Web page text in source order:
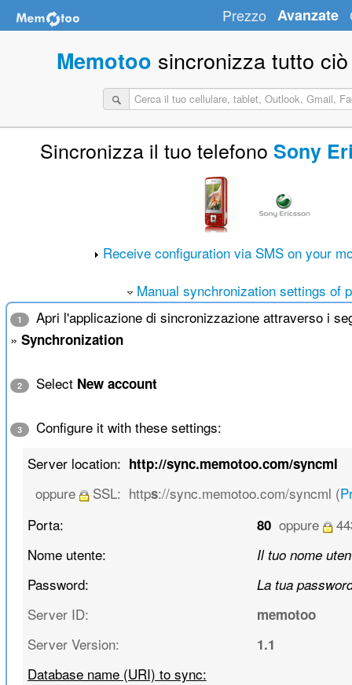
Prezzo Avanzate
Memotoo sincronizza tutto
Sincronizza il tuo telefono Sony
Receive configuration via SMS on your
Manual synchronization settings of
1
Apri l'applicazione di sincronizzazione attraverso i
» Synchronization
2 Select New account
3
Configure it with these settings:
Server location: http://sync.memotoo.com/syncml
oppure SSL: https://sync.memotoo.com/syncml (
Porta:
80 oppure
Nome utente:
Il tuo nome
Password: La tua
Server ID: memotoo
Server Version: 1.1
Database name (URI) to sync: